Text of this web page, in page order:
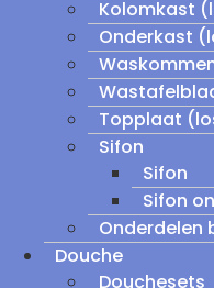
Kolomkast
Onderkast
Topplaat
Sifon
Sifon
Sifon
Onderdelen
Douche
Douchesets